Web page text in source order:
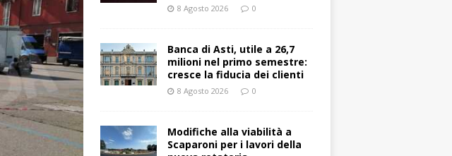
8 Agosto 2026 0
Banca di Asti, utile a 26,7
milioni nel primo semestre:
cresce la fiducia dei clienti
8 Agosto 2026 0
Modifiche alla viabilità a
Scaparoni per i lavori della